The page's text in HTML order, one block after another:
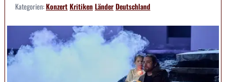
Kategorien:KonzertKritikenLänderDeutschland